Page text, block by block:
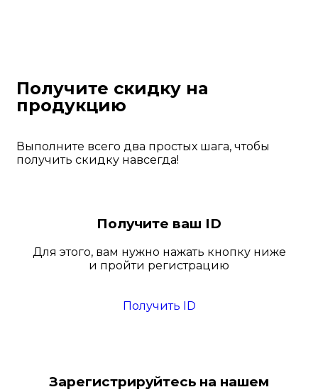
Получите скидку на
продукцию
Выполните всего два простых шага, чтобы
получить скидку навсегда!
Получите ваш ID
Для этого, вам нужно нажать кнопку ниже
и пройти регистрацию
Получить ID
Зарегистрируйтесь на нашем